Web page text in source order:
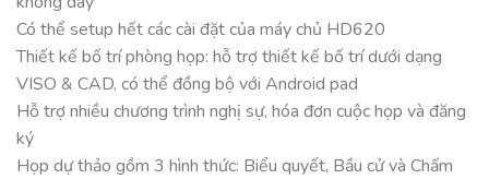
Có thể setup hết các cài đặt của máy chủ HD620
Thiết kế bố trí phòng họp: hỗ trợ thiết kế bố trí dưới dạng
VISO & CAD, có thể đồng bộ với Android pad
Hỗ trợ nhiều chương trình nghị sự, hóa đơn cuộc họp và đăng
ký
Họp dự thảo gồm 3 hình thức: Biểu quyết, Bầu cử và Chấm